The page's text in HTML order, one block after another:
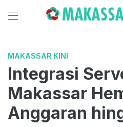
MAKASSAR KINI
Integrasi
Makassar
Anggaran